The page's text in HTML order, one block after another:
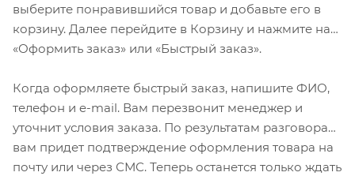
выберите понравившийся товар и добавьте его в
корзину. Далее перейдите в Корзину и нажмите на
«Оформить заказ» или «Быстрый заказ».
Когда оформляете быстрый заказ, напишите ФИО,
телефон и e-mail. Вам перезвонит менеджер и
уточнит условия заказа. По результатам разговора
вам придет подтверждение оформления товара на
почту или через СМС. Теперь останется только ждать